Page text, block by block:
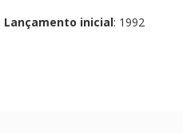
Lançamento inicial: 1992